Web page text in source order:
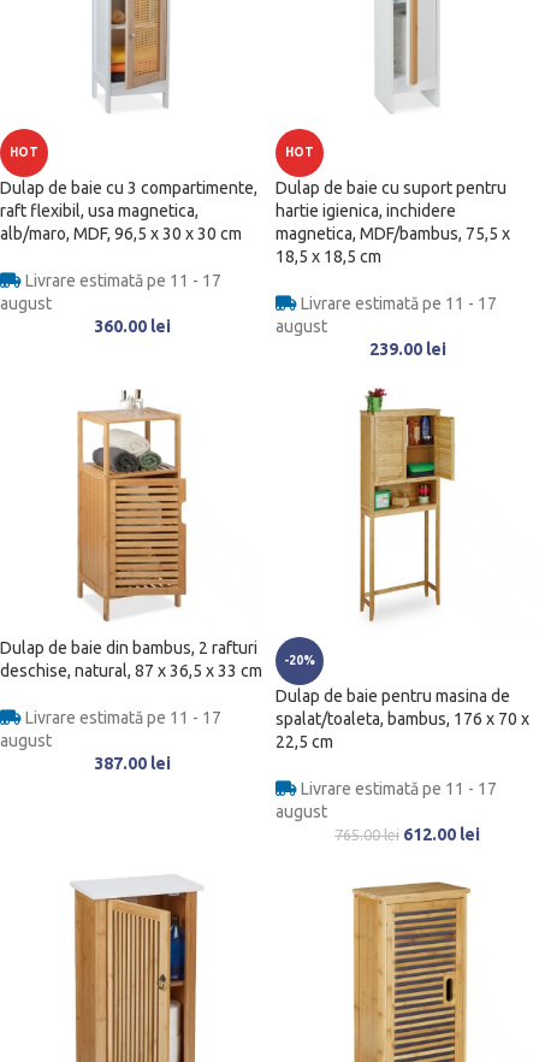
HOT
Dulap de baie cu 3 compartimente,
raft flexibil, usa magnetica,
alb/maro, MDF, 96,5 x 30 x 30 cm
Livrare estimată pe 11 - 17
august
360.00 lei
HOT
Dulap de baie cu suport pentru
hartie igienica, inchidere
magnetica, MDF/bambus, 75,5 x
18,5 x 18,5 cm
Livrare estimată pe 11 - 17
august
239.00 lei
Dulap de baie din bambus, 2 rafturi
deschise, natural, 87 x 36,5 x 33 cm
Livrare estimată pe 11 - 17
august
387.00 lei
-20%
Dulap de baie pentru masina de
spalat/toaleta, bambus, 176 x 70 x
22,5 cm
Livrare estimată pe 11 - 17
august
765.00lei 612.00 lei